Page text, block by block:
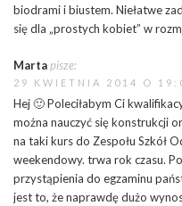
biodrami i biustem. Niełatwe
się dla „prostych kobiet” w
Martapisze:
29 KWIETNIA 2014 O
Hej 🙂 Poleciłabym Ci
można nauczyć się konstrukcji
na taki kurs do Zespołu Szkół
weekendowy. trwa rok czasu.
przystąpienia do egzaminu
jest to, że naprawdę dużo